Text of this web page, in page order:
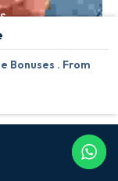
Bonuses . From